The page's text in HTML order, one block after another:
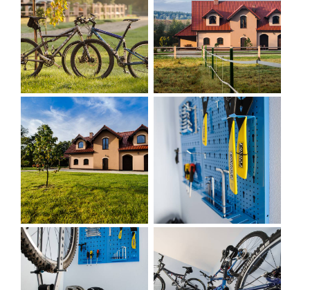
INNE UDOGODNIENIA:
- możliwość płatności Euro
- mówimy po angielsku, niemiecku i rosyjsku
- parking dla aut na dłużej niż 24 h
- bezpłatny dostęp do internetu/ wifi
- zakaz palenia
- TV/sat
- bezpłatne materiały informacyjne
- sprzedaż wydawnictw turystycznych
- pośrednictwo w rezerwacji noclegu